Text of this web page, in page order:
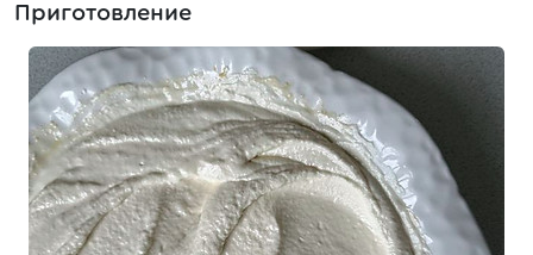
Приготовление